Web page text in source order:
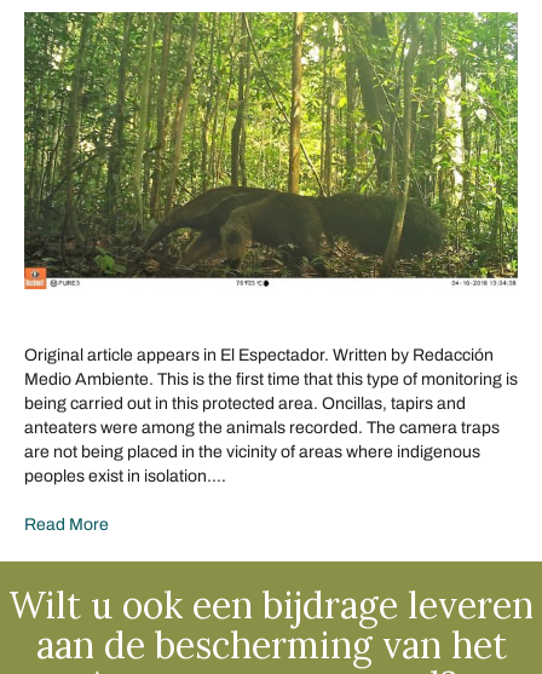
Original article appears in El Espectador. Written by Redacción
Medio Ambiente. This is the first time that this type of monitoring is
being carried out in this protected area. Oncillas, tapirs and
anteaters were among the animals recorded. The camera traps
are not being placed in the vicinity of areas where indigenous
peoples exist in isolation.…
Read More
Wilt u ook een bijdrage leveren
aan de bescherming van het